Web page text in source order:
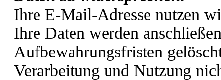
Ihre E-Mail-Adresse nutzen
Ihre Daten werden
Aufbewahrungsfristen
Verarbeitung und Nutzung